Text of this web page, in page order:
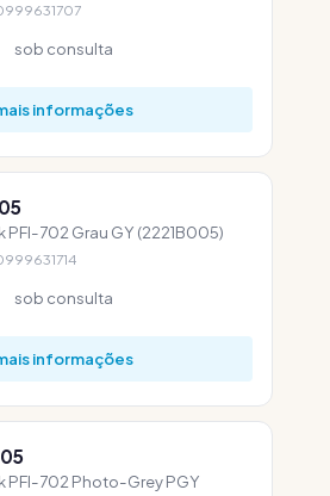
sob consulta
informações
PFI-702 Grau GY (2221B005)
sob consulta
informações
PFI-702 Photo-Grey PGY